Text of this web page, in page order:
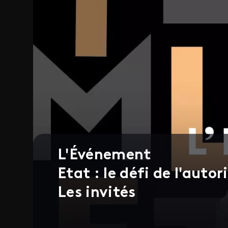
L'Événement
Etat : le défi de
Les invités